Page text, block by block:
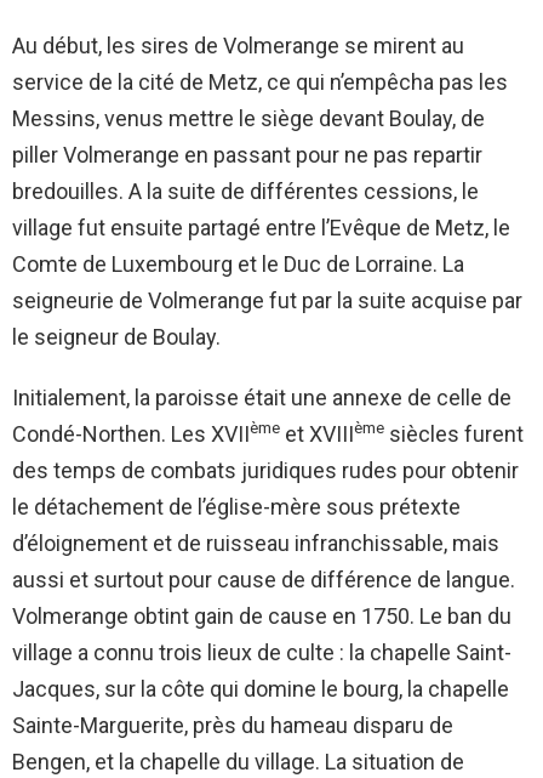
Au début, les sires de Volmerange se mirent au
service de la cité de Metz, ce qui n’empêcha pas les
Messins, venus mettre le siège devant Boulay, de
piller Volmerange en passant pour ne pas repartir
bredouilles. A la suite de différentes cessions, le
village fut ensuite partagé entre l’Evêque de Metz, le
Comte de Luxembourg et le Duc de Lorraine. La
seigneurie de Volmerange fut par la suite acquise par
le seigneur de Boulay.
Initialement, la paroisse était une annexe de celle de
Condé-Northen. Les XVIIème et XVIIIème siècles furent
des temps de combats juridiques rudes pour obtenir
le détachement de l’église-mère sous prétexte
d’éloignement et de ruisseau infranchissable, mais
aussi et surtout pour cause de différence de langue.
Volmerange obtint gain de cause en 1750. Le ban du
village a connu trois lieux de culte : la chapelle Saint-
Jacques, sur la côte qui domine le bourg, la chapelle
Sainte-Marguerite, près du hameau disparu de
Bengen, et la chapelle du village. La situation de